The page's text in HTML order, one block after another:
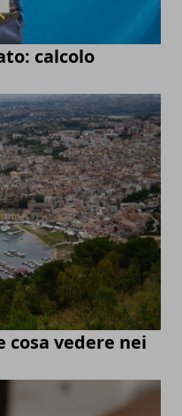
calcolo
cosa vedere nei